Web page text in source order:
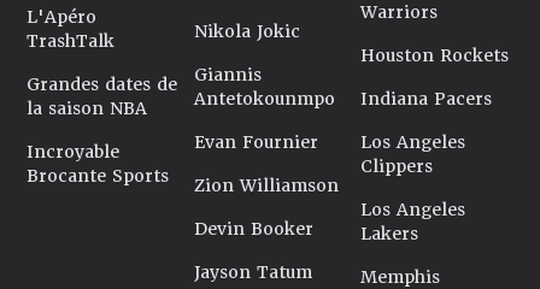
L'Apéro
TrashTalk
Grandes dates de
la saison NBA
Incroyable
Brocante Sports
Nikola Jokic
Giannis
Antetokounmpo
Evan Fournier
Zion Williamson
Devin Booker
Jayson Tatum
Warriors
Houston Rockets
Indiana Pacers
Los Angeles
Clippers
Los Angeles
Lakers
Memphis